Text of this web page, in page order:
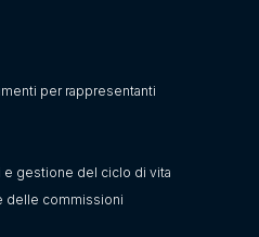
per rappresentanti
gestione del ciclo di vita
delle commissioni